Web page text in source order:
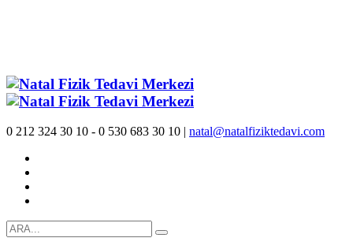
0 212 324 30 10 - 0 530 683 30 10 | natal@natalfiziktedavi.com